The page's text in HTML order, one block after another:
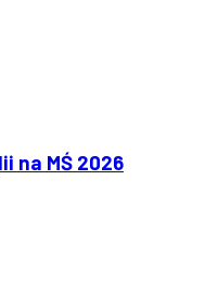
na MŚ 2026